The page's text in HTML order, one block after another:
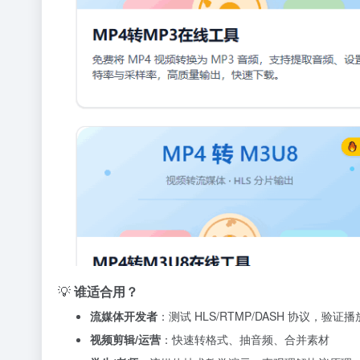
💡谁适合用？
流媒体开发者 ：测试 HLS/RTMP/DASH 协议，验证播
视频剪辑/运营 ：快速转格式、抽音频、合并素材